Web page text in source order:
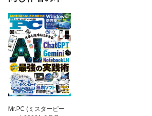
Mr.PC (ミスターピー